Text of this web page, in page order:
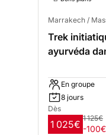
Marrakech /
Trek
ayurvéda
En groupe
8 jours
Dès
1 025€
1 125€
-100€